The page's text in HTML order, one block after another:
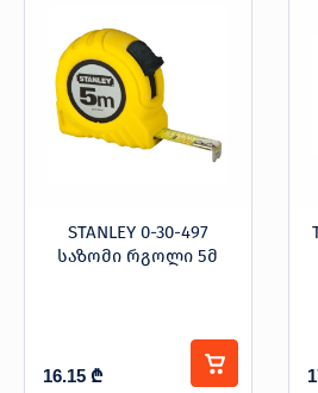
STANLEY 0-30-497
საზომი რგოლი 5მ
16.15 ₾